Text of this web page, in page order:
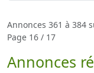
Annonces 361 à 384
Page 16 / 17
Annonces